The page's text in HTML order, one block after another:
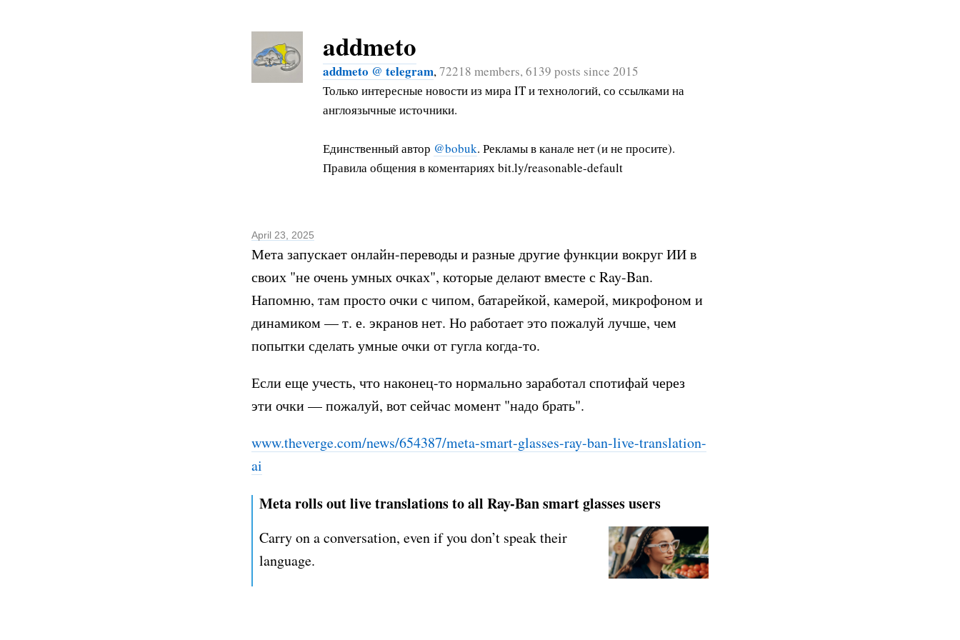
addmeto
addmeto @ telegram,72218 members, 6139 posts since 2015
Только интересные новости из мира IT и технологий, со ссылками на
англоязычные источники.
Единственный автор @bobuk. Рекламы в канале нет (и не просите).
Правила общения в коментариях bit.ly/reasonable-default
April 23, 2025
Мета запускает онлайн-переводы и разные другие функции вокруг ИИ в
своих "не очень умных очках", которые делают вместе с Ray-Ban.
Напомню, там просто очки с чипом, батарейкой, камерой, микрофоном и
динамиком — т. е. экранов нет. Но работает это пожалуй лучше, чем
попытки сделать умные очки от гугла когда-то.
Если еще учесть, что наконец-то нормально заработал спотифай через
эти очки — пожалуй, вот сейчас момент "надо брать".
www.theverge.com/news/654387/meta-smart-glasses-ray-ban-live-translation-
ai
Meta rolls out live translations to all Ray-Ban smart glasses users
Carry on a conversation, even if you don’t speak their
language.